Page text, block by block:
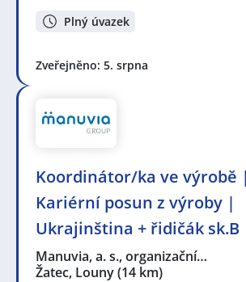
Plný úvazek
Zveřejněno: 5. srpna
Koordinátor/ka ve výrobě |
Kariérní posun z výroby |
Ukrajinština + řidičák sk.B
Manuvia, a. s., organizační…
Žatec, Louny(14 km)